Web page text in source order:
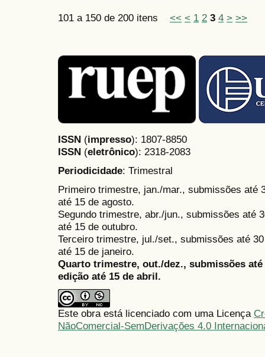
101 a 150 de 200 itens << < 1 2 3 4 > >>
ISSN (impresso): 1807-8850
ISSN (eletrônico): 2318-2083
Periodicidade: Trimestral
Primeiro trimestre, jan./mar., submissões até
até 15 de agosto.
Segundo trimestre, abr./jun., submissões até
até 15 de outubro.
Terceiro trimestre, jul./set., submissões até
até 15 de janeiro.
Quarto trimestre, out./dez., submissões
edição até 15 de abril.
Este obra está licenciado com uma Licença
NãoComercial-SemDerivações 4.0